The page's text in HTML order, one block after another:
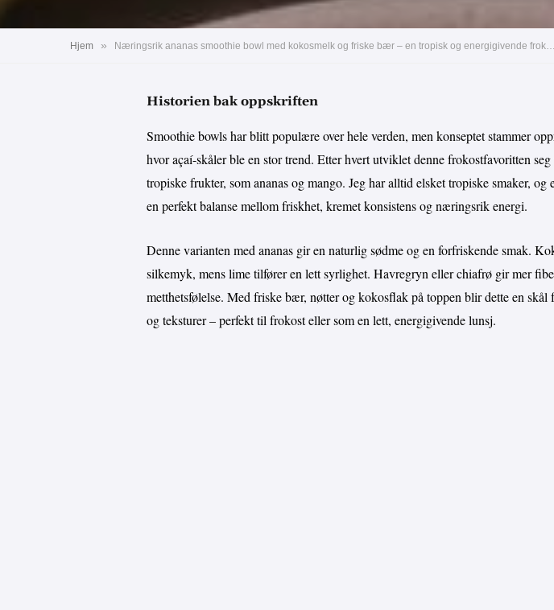
Hjem » Næringsrik ananas smoothie bowl med kokosmelk og friske bær – en tropisk og energigivende frokost
Historien bak oppskriften
Smoothie bowls har blitt populære over hele verden, men konseptet stammer
hvor açaí-skåler ble en stor trend. Etter hvert utviklet denne frokostfavoritten
tropiske frukter, som ananas og mango. Jeg har alltid elsket tropiske smaker, og
en perfekt balanse mellom friskhet, kremet konsistens og næringsrik energi.
Denne varianten med ananas gir en naturlig sødme og en forfriskende smak.
silkemyk, mens lime tilfører en lett syrlighet. Havregryn eller chiafrø gir mer
metthetsfølelse. Med friske bær, nøtter og kokosflak på toppen blir dette en skål
og teksturer – perfekt til frokost eller som en lett, energigivende lunsj.